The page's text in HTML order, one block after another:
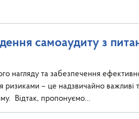
самоаудиту з
нагляду та забезпечення
ризиками – це надзвичайно важливі
Відтак, пропонуємо…